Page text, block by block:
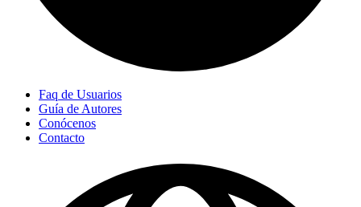
Faq de Usuarios
Guía de Autores
Conócenos
Contacto